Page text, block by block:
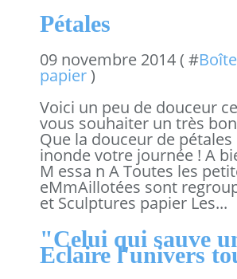
Pétales
09 novembre 2014 ( #
papier )
Voici un peu de douceur
vous souhaiter un très
Que la douceur de
inonde votre journée ! A
M essa n A Toutes les
eMmAillotées sont
et Sculptures papier Les...
"Celui qui sauve
Eclaire l'univers